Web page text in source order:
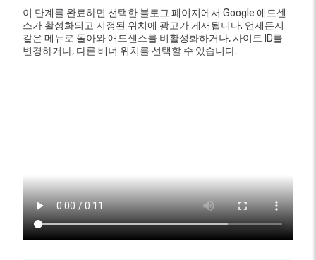
이 단계를 완료하면 선택한 블로그 페이지에서 Google 애드센
스가 활성화되고 지정된 위치에 광고가 게재됩니다. 언제든지
같은 메뉴로 돌아와 애드센스를 비활성화하거나, 사이트 ID를
변경하거나, 다른 배너 위치를 선택할 수 있습니다.